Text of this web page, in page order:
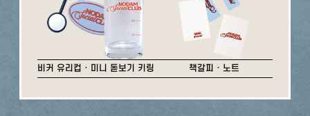
비커 유리컵 · 미니 돋보기 키링 책갈피 · 노트